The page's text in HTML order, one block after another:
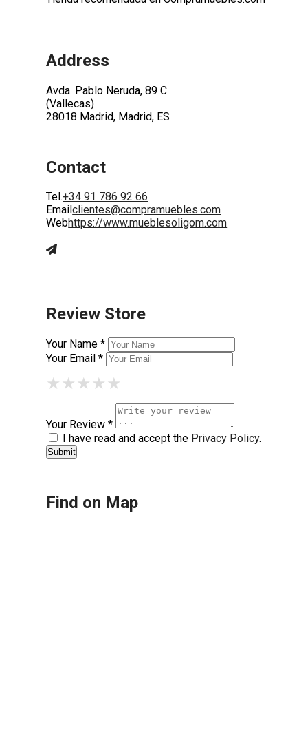
Address
Avda. Pablo Neruda, 89 C
(Vallecas)
28018 Madrid, Madrid, ES
Contact
Tel.+34 91 786 92 66
Emailclientes@compramuebles.com
Webhttps://www.mueblesoligom.com
Review Store
Your Name *
Your Email *
★
★ ★
★ ★ ★
★ ★ ★ ★
★ ★ ★ ★ ★
Your Review *
I have read and accept the Privacy Policy.
Find on Map